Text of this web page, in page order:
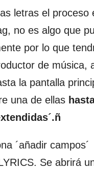
letras el proceso
no es algo que
por lo que
de música,
la pantalla
una de ellas
´añadir
Se abrirá